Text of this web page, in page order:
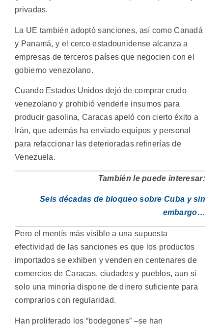
privadas.
La UE también adoptó sanciones, así como Canadá
y Panamá, y el cerco estadounidense alcanza a
empresas de terceros países que negocien con el
gobierno venezolano.
Cuando Estados Unidos dejó de comprar crudo
venezolano y prohibió venderle insumos para
producir gasolina, Caracas apeló con cierto éxito a
Irán, que además ha enviado equipos y personal
para refaccionar las deterioradas refinerías de
Venezuela.
También le puede interesar:
Seis décadas de bloqueo sobre Cuba y sin
embargo…
Pero el mentís más visible a una supuesta
efectividad de las sanciones es que los productos
importados se exhiben y venden en centenares de
comercios de Caracas, ciudades y pueblos, aun si
solo una minoría dispone de dinero suficiente para
comprarlos con regularidad.
Han proliferado los “bodegones” –se han